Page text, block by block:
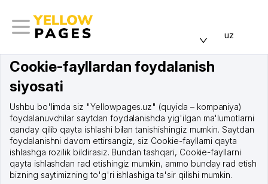
uz
Cookie-fayllardan foydalanish
siyosati
Ushbu bo'limda siz "Yellowpages.uz" (quyida – kompaniya)
foydalanuvchilar saytdan foydalanishda yig'ilgan ma'lumotlarni
qanday qilib qayta ishlashi bilan tanishishingiz mumkin. Saytdan
foydalanishni davom ettirsangiz, siz Cookie-fayllarni qayta
ishlashga rozilik bildirasiz. Bundan tashqari, Cookie-fayllarni
qayta ishlashdan rad etishingiz mumkin, ammo bunday rad etish
bizning saytimizning to'g'ri ishlashiga ta'sir qilishi mumkin.